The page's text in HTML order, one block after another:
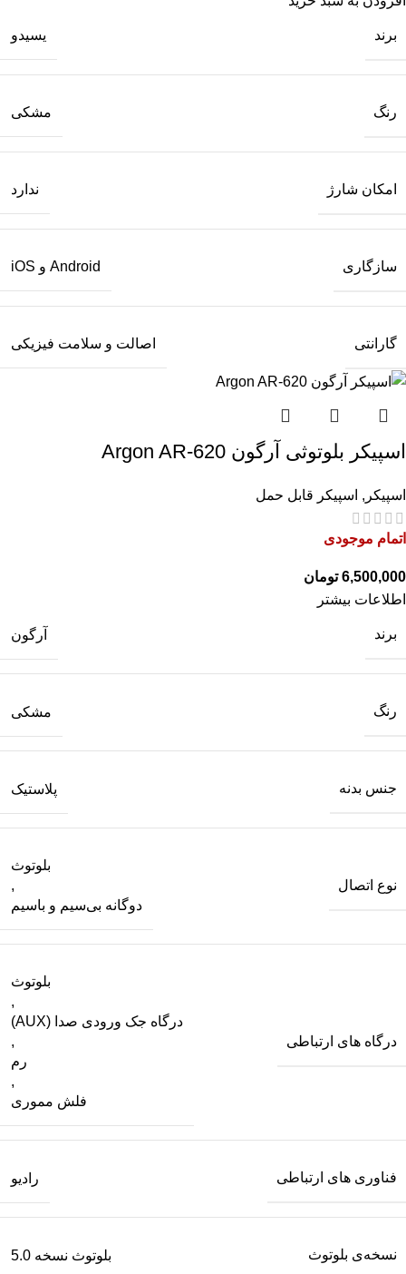
برند یسیدو
رنگ مشکی
امکان شارژ ندارد
سازگاری Android و iOS
گارانتی اصالت و سلامت فیزیکی
اسپیکر بلوتوثی آرگون Argon AR-620
اسپیکر , اسپیکر قابل حمل
اتمام موجودی
تومان
اطلاعات بیشتر
برند آرگون
رنگ مشکی
جنس بدنه پلاستیک
نوع اتصال
بلوتوث
,
دوگانه بی‌سیم و باسیم
درگاه های ارتباطی
بلوتوث
,
درگاه جک ورودی صدا (AUX)
,
رم
,
فلش مموری
فناوری های ارتباطی رادیو
نسخه‌ی بلوتوث بلوتوث نسخه 5.0